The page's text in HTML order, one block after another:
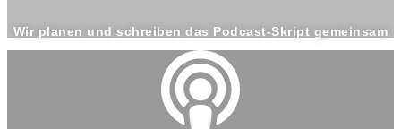
Wir planen und schreiben das Podcast-Skript gemeinsam